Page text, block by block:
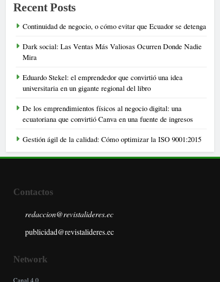
Recent Posts
Continuidad de negocio, o cómo evitar que Ecuador se detenga
Dark social: Las Ventas Más Valiosas Ocurren Donde Nadie
Mira
Eduardo Stekel: el emprendedor que convirtió una idea
universitaria en un gigante regional del libro
De los emprendimientos físicos al negocio digital: una
ecuatoriana que convirtió Canva en una fuente de ingresos
Gestión ágil de la calidad: Cómo optimizar la ISO 9001:2015
Contactos
redaccion@revistalideres.ec
publicidad@revistalideres.ec
Network
Canal 4.0